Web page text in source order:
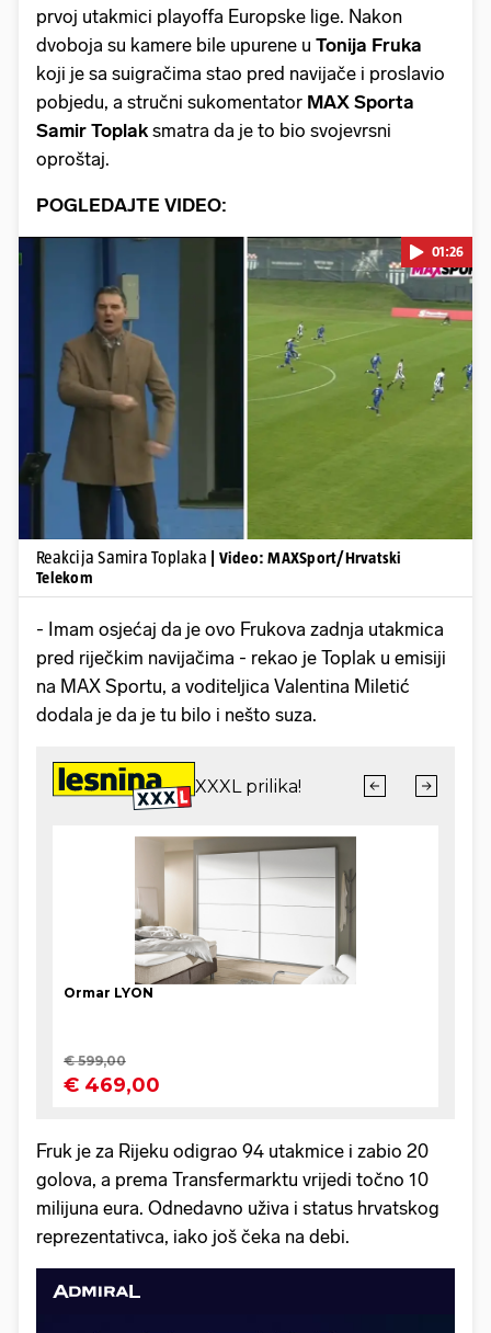
prvoj utakmici playoffa Europske lige. Nakon
dvoboja su kamere bile upurene u Tonija Fruka
koji je sa suigračima stao pred navijače i proslavio
pobjedu, a stručni sukomentator MAX Sporta
Samir Toplak smatra da je to bio svojevrsni
oproštaj.
POGLEDAJTE VIDEO:
01:26
Reakcija Samira Toplaka
| Video: MAXSport/Hrvatski
Telekom
- Imam osjećaj da je ovo Frukova zadnja utakmica
pred riječkim navijačima - rekao je Toplak u emisiji
na MAX Sportu, a voditeljica Valentina Miletić
dodala je da je tu bilo i nešto suza.
Fruk je za Rijeku odigrao 94 utakmice i zabio 20
golova, a prema Transfermarktu vrijedi točno 10
milijuna eura. Odnedavno uživa i status hrvatskog
reprezentativca, iako još čeka na debi.